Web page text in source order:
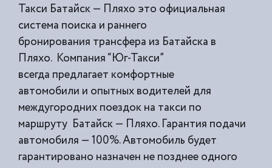
Такси Батайск — Пляхо это официальная
система поиска и раннего
бронирования трансфера из Батайска в
Пляхо. Компания “Юг-Такси”
всегда предлагает комфортные
автомобили и опытных водителей для
междугородних поездок на такси по
маршруту Батайск — Пляхо. Гарантия подачи
автомобиля — 100%. Автомобиль будет
гарантировано назначен не позднее одного